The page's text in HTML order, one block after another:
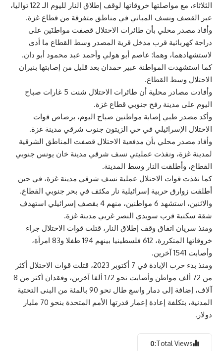
الثلاثاء، مع مواصلتها خروقاتها لوقف إطلاق النار لليوم الـ 122 تواليا،
عبر القصف ونسف المباني في مناطق متفرقة من قطاع غزة.
وأفاد مصدر محلي بأن طائرات الاحتلال قصفت مواطنَين على
دراجة كهربائية قرب مدخل قرية المصدر وسط القطاع ما أدى
لاستشهادهما، وهما: عاصم أبو هولي وأحمد عبد محمود أبو دان.
كما استشهدت المواطنة عبير حمدان بعد قليل من إصابتها بنيران
الاحتلال وسط القطاع.
وأفادت مصادر محلية أن طائرات الاحتلال شنت 5 غارات صباح
اليوم على مدينة رفح جنوبي قطاع غزة.
وأكد مصدر طبي إصابة مواطنين صباح اليوم، برصاص قوات
الاحتلال الإسرائيلي في حي الزيتون جنوب شرقي مدينة غزة.
وأفاد مصدر محلي بأن مدفعية الاحتلال قصفت المناطق الشرقية
لمدينة غزة، ونفذت عمليتي نسف شرقي مدينة خان يونس جنوبي
القطاع، وأطلقت النار وسط المدينة.
كما نفذت قوات الاحتلال عملية نسف شرقي مدينة غزة، في حين
أطلقت زوارق حربية إسرائيلية نار مكثف في بحر جنوبي القطاع.
والاثنين، استشهد 6 مواطنين، منهم 4 بقصف إسرائيلي استهدف
شقة سكنية قرب سويدي النصر غربي مدينة غزة.
ومنذ سريان اتفاق وقف إطلاق النار، قتلت قوات الاحتلال جراء
خروقاتها المتكررة، 612 فلسطينيا بينهم 194 طفلا و83 امرأة،
وأصابت 1541 آخرين.
ومنذ بدء حرب الإبادة في 7 أكتوبر 2023، قتلت قوات الاحتلال أكثر
من 72 ألف مواطن وأصابت نحو 172 ألفا آخرين، وفقدان أكثر من 8
آلاف، إضافة إلى دمار واسع طال نحو 90 بالمئة من البنى التحتية
المدنية، بتكلفة إعادة إعمار قدرتها الأمم المتحدة بنحو 70 مليار
دولار.
Total Views:
0